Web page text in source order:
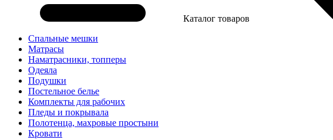
Каталог товаров
Спальные мешки
Матрасы
Наматрасники, топперы
Одеяла
Подушки
Постельное белье
Комплекты для рабочих
Пледы и покрывала
Полотенца, махровые простыни
Кровати